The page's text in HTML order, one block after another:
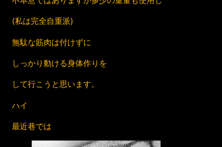
(私は完全自重派)
無駄な筋肉は付けずに
しっかり動ける身体作りを
して行こうと思います。
ハイ
最近巷では